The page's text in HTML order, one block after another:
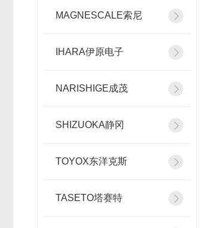
MAGNESCALE索尼
IHARA伊原电子
NARISHIGE成茂
SHIZUOKA静冈
TOYOX东洋克斯
TASETO塔赛特